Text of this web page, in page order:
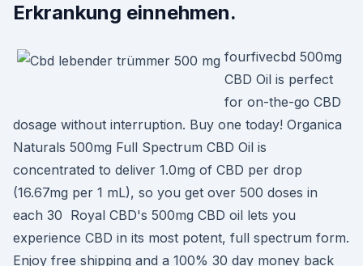
Erkrankung einnehmen.
fourfivecbd 500mg
CBD Oil is perfect
for on-the-go CBD
dosage without interruption. Buy one today! Organica
Naturals 500mg Full Spectrum CBD Oil is
concentrated to deliver 1.0mg of CBD per drop
(16.67mg per 1 mL), so you get over 500 doses in
each 30 Royal CBD's 500mg CBD oil lets you
experience CBD in its most potent, full spectrum form.
Enjoy free shipping and a 100% 30 day money back